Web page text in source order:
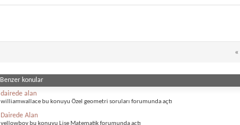
«
Benzer konular
dairede alan
williamwallace bu konuyu Özel geometri soruları forumunda açtı
Dairede Alan
yellowboy bu konuyu Lise Matematik forumunda açtı